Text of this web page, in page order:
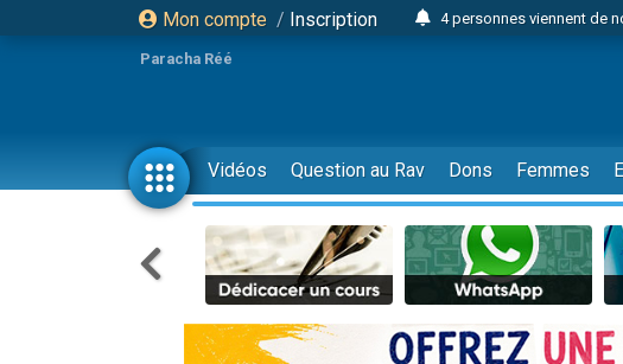
Mon compte / Inscription
4 personnes viennent de
Odaya vient de donner
3 personnes
3 personnes
13 personnes viennent
2 personnes viennent de
30 personnes
Il reste 49 places
12 nouvelles
Paracha Réé
Vidéos Question au Rav Dons Femmes